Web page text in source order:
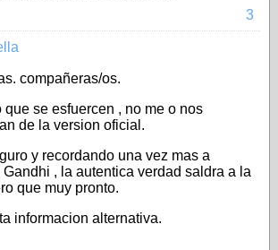
3
compañeras/os.
que se esfuercen , no me o nos
de la version oficial.
y recordando una vez mas a
Gandhi , la autentica verdad saldra a la
que muy pronto.
informacion alternativa.